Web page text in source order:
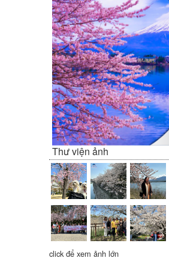
Thư viện ảnh
click để xem ảnh lớn